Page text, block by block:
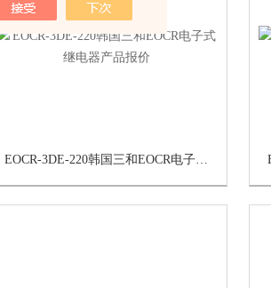
EOCR-3DE-220韩国三和EOCR电子式继电器产品报价